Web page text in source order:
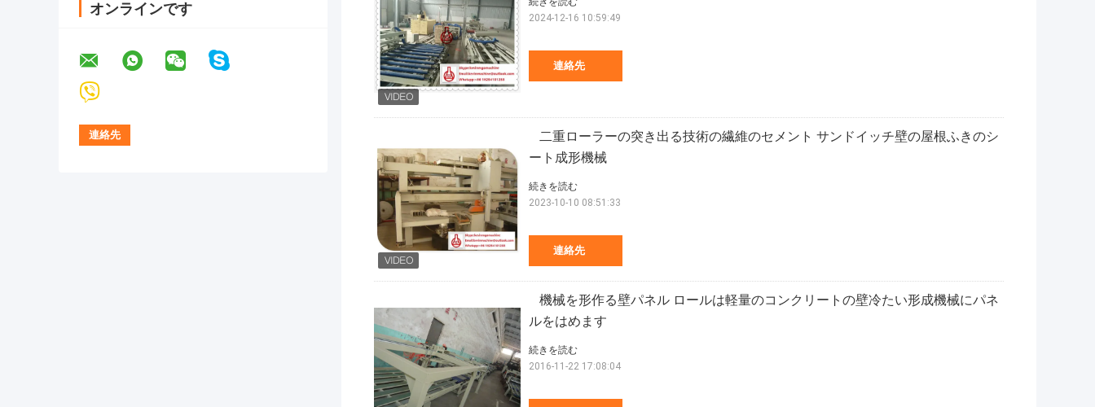
オンラインです
連絡先
2024-12-16 10:59:49
二重ローラーの突き出る技術の繊維のセメント サンドイッチ壁の屋根ふきのシ
ート成形機械
連絡先
続きを読む
2023-10-10 08:51:33
機械を形作る壁パネル ロールは軽量のコンクリートの壁冷たい形成機械にパネ
ルをはめます
続きを読む
2016-11-22 17:08:04